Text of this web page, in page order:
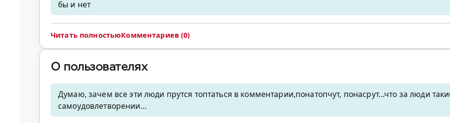
бы и нет
Читать полностьюКомментариев (0)
О пользователях
Думаю, зачем все эти люди прутся топтаться в комментарии,понатопчут, понасрут...что за люди
самоудовлетворении...